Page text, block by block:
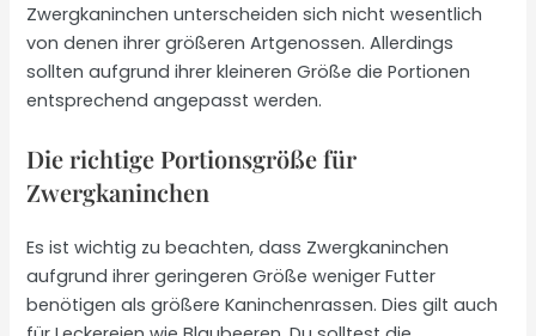
Zwergkaninchen unterscheiden sich nicht wesentlich
von denen ihrer größeren Artgenossen. Allerdings
sollten aufgrund ihrer kleineren Größe die Portionen
entsprechend angepasst werden.
Die richtige Portionsgröße für
Zwergkaninchen
Es ist wichtig zu beachten, dass Zwergkaninchen
aufgrund ihrer geringeren Größe weniger Futter
benötigen als größere Kaninchenrassen. Dies gilt auch